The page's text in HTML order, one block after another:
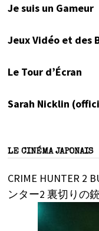
Je suis un Gameur
Jeux Vidéo et des
Le Tour d’Écran
Sarah Nicklin
LE CINÉMA JAPONAIS
CRIME HUNTER 2
ンター2 裏切りの